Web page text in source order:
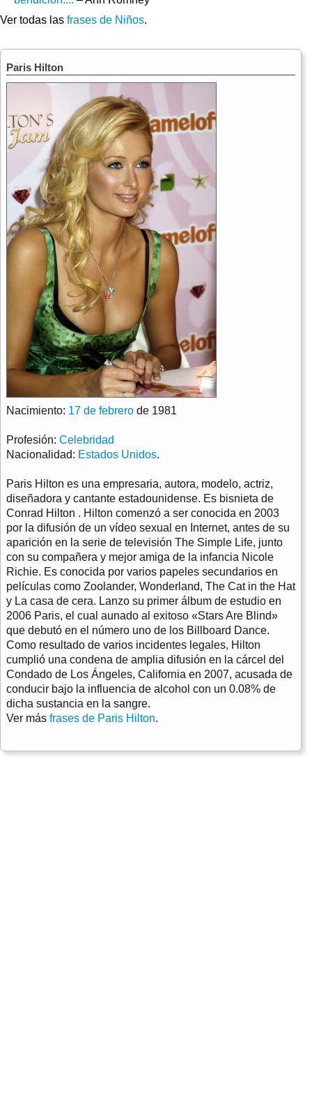
Ver todas las frases de Niños.
Paris Hilton
Nacimiento: 17 de febrero de 1981
Profesión: Celebridad
Nacionalidad: Estados Unidos.
Paris Hilton es una empresaria, autora, modelo, actriz,
diseñadora y cantante estadounidense. Es bisnieta de
Conrad Hilton . Hilton comenzó a ser conocida en 2003
por la difusión de un vídeo sexual en Internet, antes de su
aparición en la serie de televisión The Simple Life, junto
con su compañera y mejor amiga de la infancia Nicole
Richie. Es conocida por varios papeles secundarios en
películas como Zoolander, Wonderland, The Cat in the Hat
y La casa de cera. Lanzo su primer álbum de estudio en
2006 Paris, el cual aunado al exitoso «Stars Are Blind»
que debutó en el número uno de los Billboard Dance.
Como resultado de varios incidentes legales, Hilton
cumplió una condena de amplia difusión en la cárcel del
Condado de Los Ángeles, California en 2007, acusada de
conducir bajo la influencia de alcohol con un 0.08% de
dicha sustancia en la sangre.
Ver más frases de Paris Hilton.